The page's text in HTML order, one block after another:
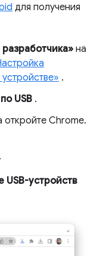
для получения
на
.
USB .
Chrome.
.
устройств